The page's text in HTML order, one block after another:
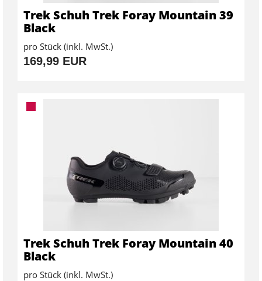
Trek Schuh Trek Foray Mountain 39
Black
pro Stück (inkl. MwSt.)
169,99 EUR
Trek Schuh Trek Foray Mountain 40
Black
pro Stück (inkl. MwSt.)